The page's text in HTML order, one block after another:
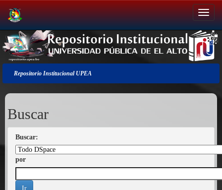
Salir
de
la
navegación
Repositorio Institucional UPEA
Buscar
Buscar:
por